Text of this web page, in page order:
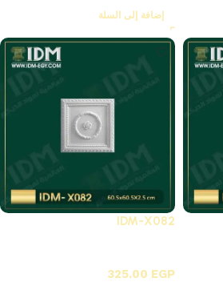
إضافة إلى السلة
IDM-X082
325.00 EGP